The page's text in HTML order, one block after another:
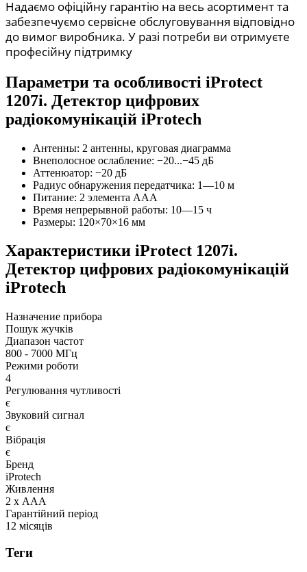
Надаємо офіційну гарантію на весь асортимент та
забезпечуємо сервісне обслуговування відповідно
до вимог виробника. У разі потреби ви отримуєте
професійну підтримку
Параметри та особливості iProtect
1207i. Детектор цифрових
радіокомунікацій iProtech
Антенны: 2 антенны, круговая диаграмма
Внеполосное ослабление: −20...−45 дБ
Аттенюатор: −20 дБ
Радиус обнаружения передатчика: 1—10 м
Питание: 2 элемента AAA
Время непрерывной работы: 10—15 ч
Размеры: 120×70×16 мм
Характеристики iProtect 1207i.
Детектор цифрових радіокомунікацій
iProtech
Назначение прибора
Пошук жучків
Диапазон частот
800 - 7000 МГц
Режими роботи
4
Регулювання чутливості
є
Звуковий сигнал
є
Вібрація
є
Бренд
iProtech
Живлення
2 х ААА
Гарантійний період
12 місяців
Теги